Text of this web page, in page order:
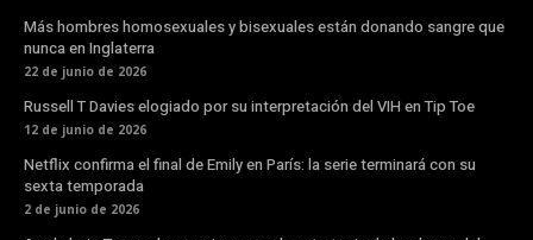
Más hombres homosexuales y bisexuales están donando sangre que
nunca en Inglaterra
22 de junio de 2026
Russell T Davies elogiado por su interpretación del VIH en Tip Toe
12 de junio de 2026
Netflix confirma el final de Emily en París: la serie terminará con su
sexta temporada
2 de junio de 2026